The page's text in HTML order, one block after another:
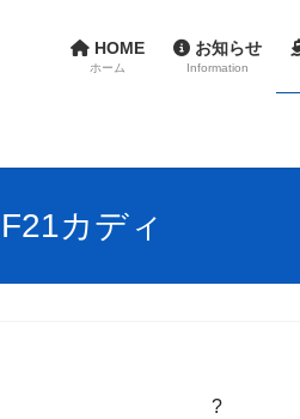
HOME
ホーム
お知らせ
Information
カディ
?